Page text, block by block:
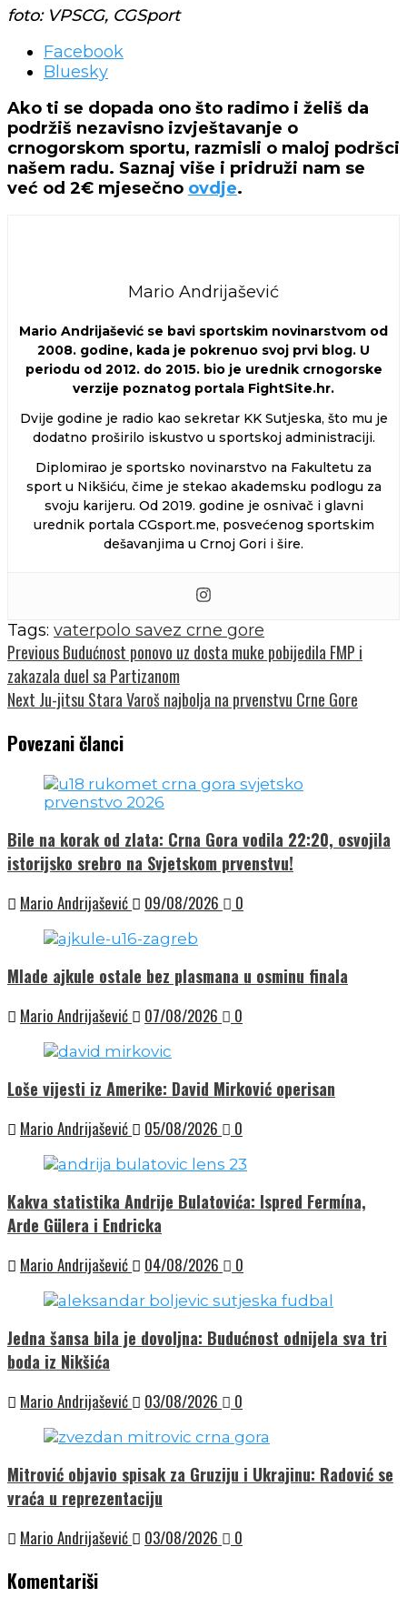
foto: VPSCG, CGSport
Share
the
"VPSCG:
Nećemo
trpjeti
uvrede,
iznenađeni
neće
uzeti
mjesto
igračima"
Facebook
Bluesky
Ako ti se dopada ono što radimo i želiš da
podržiš nezavisno izvještavanje o
crnogorskom sportu, razmisli o maloj podršci
našem radu. Saznaj više i pridruži nam se
već od 2€ mjesečno ovdje.
Mario Andrijašević
Mario Andrijašević se bavi sportskim novinarstvom od
2008. godine, kada je pokrenuo svoj prvi blog. U
periodu od 2012. do 2015. bio je urednik crnogorske
verzije poznatog portala FightSite.hr.
Dvije godine je radio kao sekretar KK Sutjeska, što mu je
dodatno proširilo iskustvo u sportskoj administraciji.
Diplomirao je sportsko novinarstvo na Fakultetu za
sport u Nikšiću, čime je stekao akademsku podlogu za
svoju karijeru. Od 2019. godine je osnivač i glavni
urednik portala CGsport.me, posvećenog sportskim
dešavanjima u Crnoj Gori i šire.
Tags: vaterpolo savez crne gore
Continue
Reading
PreviousBudućnost ponovo uz dosta muke pobijedila FMP i
zakazala duel sa Partizanom
Next Ju-jitsu Stara Varoš najbolja na prvenstvu Crne Gore
Povezani članci
Bile na korak od zlata: Crna Gora vodila 22:20, osvojila
istorijsko srebro na Svjetskom prvenstvu!
Mario Andrijašević 09/08/2026 0
Mlade ajkule ostale bez plasmana u osminu finala
Mario Andrijašević 07/08/2026 0
Loše vijesti iz Amerike: David Mirković operisan
Mario Andrijašević 05/08/2026 0
Kakva statistika Andrije Bulatovića: Ispred Fermína,
Arde Gülera i Endricka
Mario Andrijašević 04/08/2026 0
Jedna šansa bila je dovoljna: Budućnost odnijela sva tri
boda iz Nikšića
Mario Andrijašević 03/08/2026 0
Mitrović objavio spisak za Gruziju i Ukrajinu: Radović se
vraća u reprezentaciju
Mario Andrijašević 03/08/2026 0
Komentariši